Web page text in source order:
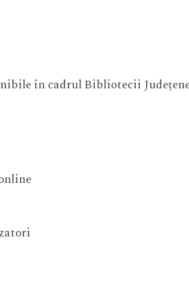
în cadrul Bibliotecii